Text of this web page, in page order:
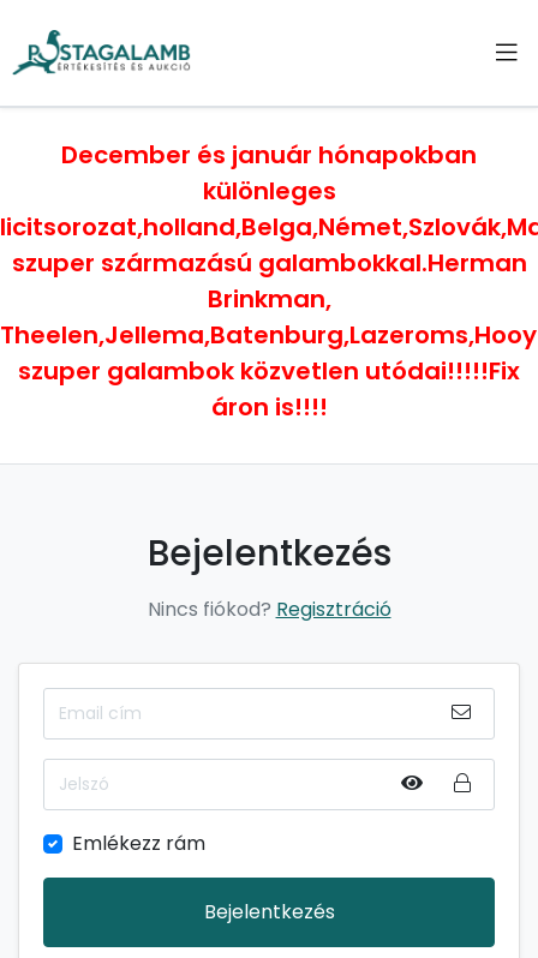
December és január hónapokban
különleges
szuper származású galambokkal.Herman
Brinkman,
szuper galambok közvetlen utódai!!!!!Fix
áron is!!!!
Bejelentkezés
Nincs fiókod? Regisztráció
Emlékezz rám
Bejelentkezés